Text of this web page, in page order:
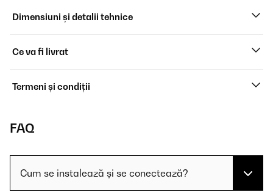
Dimensiuni și detalii tehnice
Ce va fi livrat
Termeni și condiții
FAQ
Cum se instalează și se conectează?